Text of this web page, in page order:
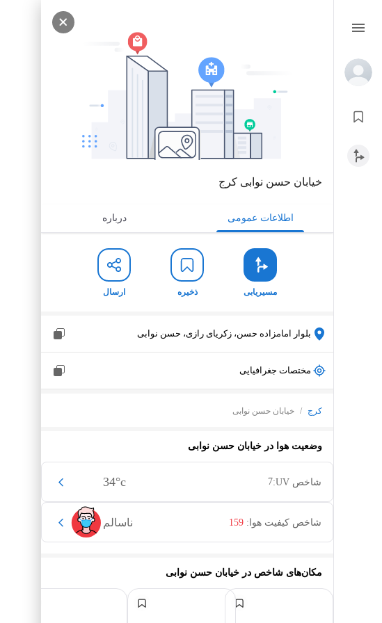
خیابان حسن نوابی کرج
اطلاعات عمومی درباره
مسیریابی ذخیره ارسال
بلوار امامزاده حسن، زکریای رازی، حسن نوابی
مختصات جغرافیایی
کرج / خیابان حسن نوابی
وضعیت هوا در خیابان حسن نوابی
34°c شاخص UV: 7
ناسالم شاخص کیفیت هوا: 159
مکان‌های شاخص در خیابان حسن نوابی